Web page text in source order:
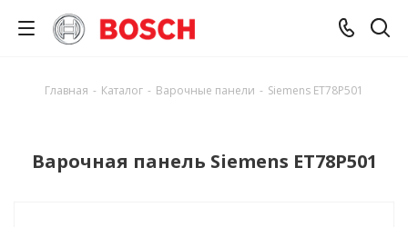
Главная - Каталог - Варочные панели - Siemens ET78P501
Варочная панель Siemens ET78P501